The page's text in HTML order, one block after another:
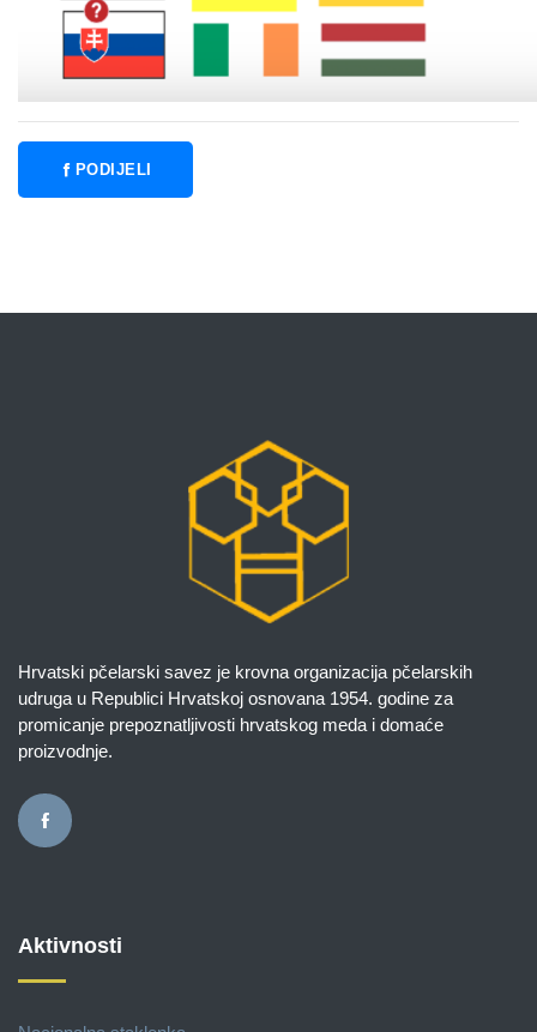
PODIJELI
Hrvatski pčelarski savez je krovna organizacija pčelarskih
udruga u Republici Hrvatskoj osnovana 1954. godine za
promicanje prepoznatljivosti hrvatskog meda i domaće
proizvodnje.
Aktivnosti